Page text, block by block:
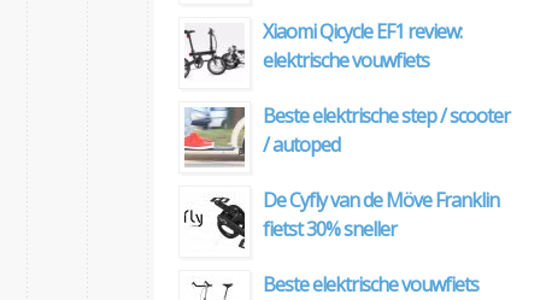
Xiaomi Qicycle EF1 review:
elektrische vouwfiets
Beste elektrische step / scooter
/ autoped
De Cyfly van de Möve Franklin
fietst 30% sneller
Beste elektrische vouwfiets